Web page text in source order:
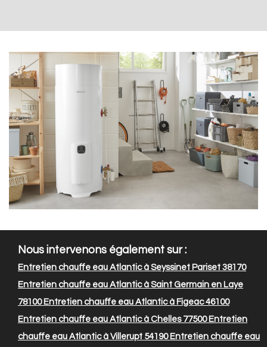
Nous intervenons également sur :
Entretien chauffe eau Atlantic à Seyssinet Pariset 38170
Entretien chauffe eau Atlantic à Saint Germain en Laye
78100Entretien chauffe eau Atlantic à Figeac 46100
Entretien chauffe eau Atlantic à Chelles 77500Entretien
chauffe eau Atlantic à Villerupt 54190Entretien chauffe eau